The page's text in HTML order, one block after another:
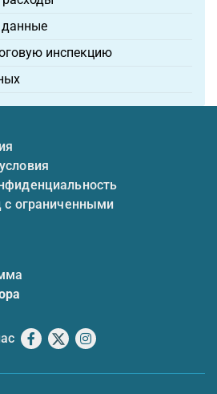
инспекцию
с ограниченными
Facebook
X Instagram